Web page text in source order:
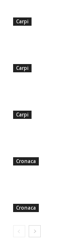
Carpi
Carpi
Carpi
Cronaca
Cronaca